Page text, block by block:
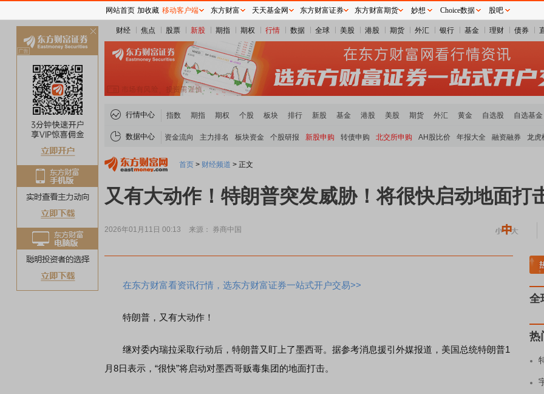
财经 焦点 股票 新股 期指 期权 行情 数据 全球 美股 港股 期货 外汇 银行 基金 理财 债券
行情中心 指数 期指 期权 个股 板块 排行 新股 基金 港股 美股 期货 外汇 黄金 自选股 自选基金
数据中心 资金流向 主力排名 板块资金 个股研报 新股申购 转债申购 北交所申购 AH股比价 年报大全 融资融券 龙虎
首页 > 财经频道 > 正文
又有大动作！特朗普突发威胁！将很快启动地面打
2026年01月11日 00:13 来源： 券商中国
在东方财富看资讯行情，选东方财富证券一站式开户交易>>
特朗普，又有大动作！
继对委内瑞拉采取行动后，特朗普又盯上了墨西哥。据参考消息援引外媒报道，美国总统特朗普1
月8日表示，“很快”将启动对墨西哥贩毒集团的地面打击。
A股估值分析全
全
热
网站首页 加收藏 移动客户端 东方财富 天天基金网 东方财富证券 东方财富期货 妙想 Choice数据 股吧
关